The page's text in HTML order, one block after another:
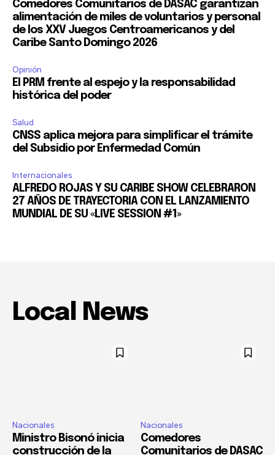
Comedores Comunitarios de DASAC garantizan
alimentación de miles de voluntarios y personal
de los XXV Juegos Centroamericanos y del
Caribe Santo Domingo 2026
Opinión
El PRM frente al espejo y la responsabilidad
histórica del poder
Salud
CNSS aplica mejora para simplificar el trámite
del Subsidio por Enfermedad Común
Internacionales
ALFREDO ROJAS Y SU CARIBE SHOW CELEBRARON
27 AÑOS DE TRAYECTORIA CON EL LANZAMIENTO
MUNDIAL DE SU «LIVE SESSION #1»
Local News
Nacionales
Ministro Bisonó inicia
construcción de la
Nacionales
Comedores
Comunitarios de DASAC